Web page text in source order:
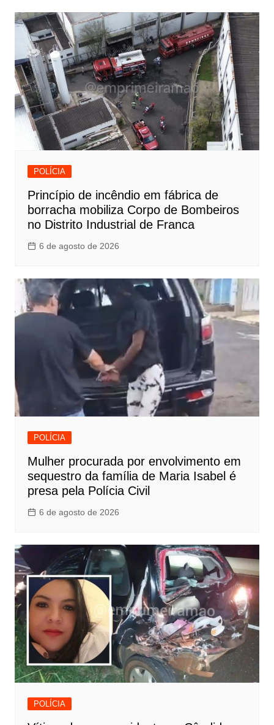
POLÍCIA
Princípio de incêndio em fábrica de
borracha mobiliza Corpo de Bombeiros
no Distrito Industrial de Franca
6 de agosto de 2026
POLÍCIA
Mulher procurada por envolvimento em
sequestro da família de Maria Isabel é
presa pela Polícia Civil
6 de agosto de 2026
POLÍCIA